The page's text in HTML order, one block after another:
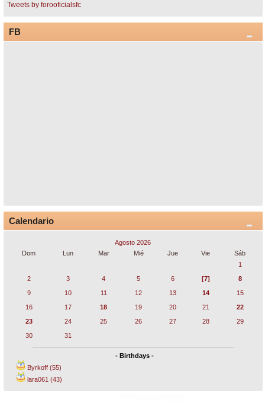
Tweets by forooficialsfc
FB
Calendario
Agosto 2026
Dom
Lun Mar Mié Jue Vie
Sáb
1
2
3 4 5 6 [7]
8
9
10 11 12 13 14
15
16
17 18 19 20 21
22
23
24 25 26 27 28
29
30
31
- Birthdays -
Byrkoff (55)
lara061 (43)